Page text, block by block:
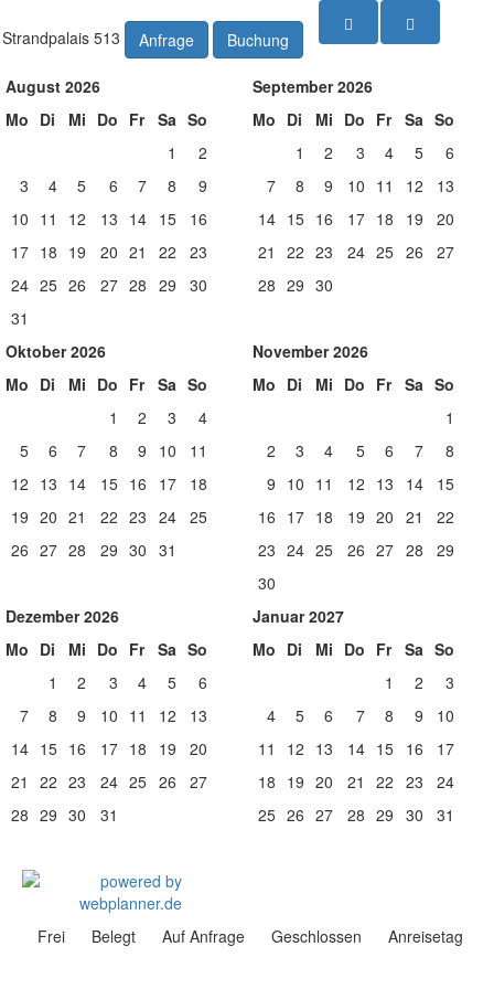
Strandpalais 513 Anfrage Buchung
August 2026
Mo Di Mi Do Fr Sa So
1
2
3
4 5 6 7 8
9
10 11 12 13 14 15
16
17 18 19 20 21 22
23
24 25 26 27 28 29
30
31
September 2026
Mo Di Mi Do Fr Sa So
1
2 3 4 5
6
7
8 9 10 11 12
13
14 15 16 17 18 19
20
21
22 23 24 25 26
27
28 29 30
Oktober 2026
Mo Di Mi Do Fr Sa So
1
2 3
4
5
6 7 8 9 10
11
12 13 14 15 16 17
18
19 20 21 22 23 24 25
26 27 28 29 30 31
November 2026
Mo Di Mi Do Fr Sa So
1
2
3 4 5 6 7
8
9 10 11 12 13 14
15
16 17 18 19 20 21
22
23 24 25 26 27 28
29
30
Dezember 2026
Mo Di Mi Do Fr Sa So
1
2 3 4 5
6
7
8 9 10 11 12
13
14 15 16 17 18 19
20
21
22 23 24 25 26
27
28 29 30 31
Januar 2027
Mo Di Mi Do Fr Sa So
1
2
3
4
5 6 7 8 9
10
11
12 13 14 15 16
17
18 19 20 21 22 23
24
25 26 27 28 29 30 31
Frei Belegt Auf Anfrage Geschlossen Anreisetag